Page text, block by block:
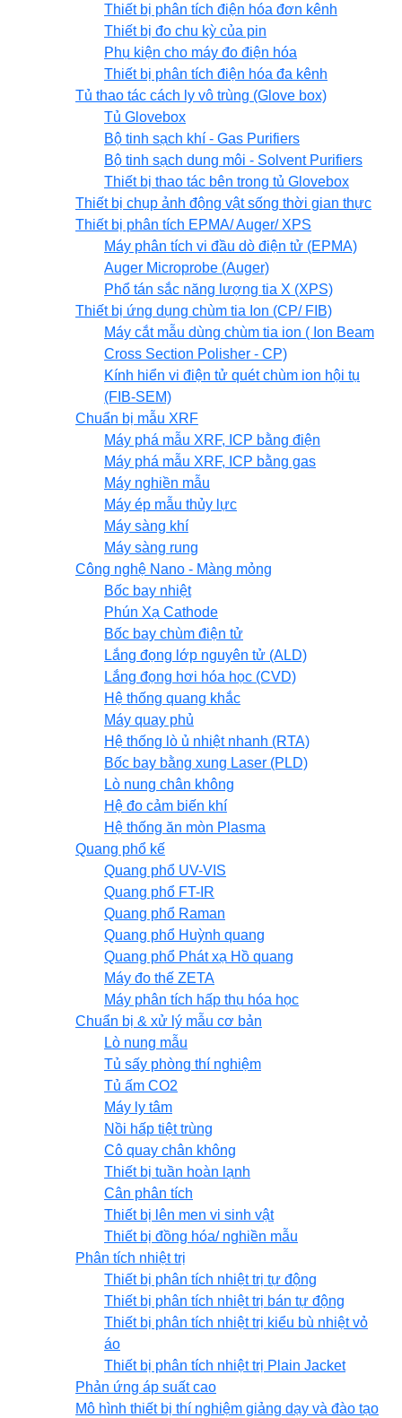
Thiết bị phân tích điện hóa đơn kênh
Thiết bị đo chu kỳ của pin
Phụ kiện cho máy đo điện hóa
Thiết bị phân tích điện hóa đa kênh
Tủ thao tác cách ly vô trùng (Glove box)
Tủ Glovebox
Bộ tinh sạch khí - Gas Purifiers
Bộ tinh sạch dung môi - Solvent Purifiers
Thiết bị thao tác bên trong tủ Glovebox
Thiết bị chụp ảnh động vật sống thời gian thực
Thiết bị phân tích EPMA/ Auger/ XPS
Máy phân tích vi đầu dò điện tử (EPMA)
Auger Microprobe (Auger)
Phổ tán sắc năng lượng tia X (XPS)
Thiết bị ứng dụng chùm tia Ion (CP/ FIB)
Máy cắt mẫu dùng chùm tia ion ( Ion Beam
Cross Section Polisher - CP)
Kính hiển vi điện tử quét chùm ion hội tụ
(FIB-SEM)
Chuẩn bị mẫu XRF
Máy phá mẫu XRF, ICP bằng điện
Máy phá mẫu XRF, ICP bằng gas
Máy nghiền mẫu
Máy ép mẫu thủy lực
Máy sàng khí
Máy sàng rung
Công nghệ Nano - Màng mỏng
Bốc bay nhiệt
Phún Xạ Cathode
Bốc bay chùm điện tử
Lắng đọng lớp nguyên tử (ALD)
Lắng đọng hơi hóa học (CVD)
Hệ thống quang khắc
Máy quay phủ
Hệ thống lò ủ nhiệt nhanh (RTA)
Bốc bay bằng xung Laser (PLD)
Lò nung chân không
Hệ đo cảm biến khí
Hệ thống ăn mòn Plasma
Quang phổ kế
Quang phổ UV-VIS
Quang phổ FT-IR
Quang phổ Raman
Quang phổ Huỳnh quang
Quang phổ Phát xạ Hồ quang
Máy đo thế ZETA
Máy phân tích hấp thụ hóa học
Chuẩn bị & xử lý mẫu cơ bản
Lò nung mẫu
Tủ sấy phòng thí nghiệm
Tủ ấm CO2
Máy ly tâm
Nồi hấp tiệt trùng
Cô quay chân không
Thiết bị tuần hoàn lạnh
Cân phân tích
Thiết bị lên men vi sinh vật
Thiết bị đồng hóa/ nghiền mẫu
Phân tích nhiệt trị
Thiết bị phân tích nhiệt trị tự động
Thiết bị phân tích nhiệt trị bán tự động
Thiết bị phân tích nhiệt trị kiểu bù nhiệt vỏ
áo
Thiết bị phân tích nhiệt trị Plain Jacket
Phản ứng áp suất cao
Mô hình thiết bị thí nghiệm giảng dạy và đào tạo